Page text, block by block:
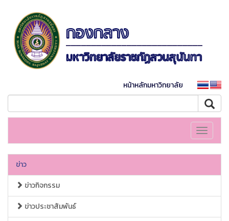
หน้าหลักมหาวิทยาลัย
Toggle
ข่าว
ข่าวกิจกรรม
ข่าวประชาสัมพันธ์